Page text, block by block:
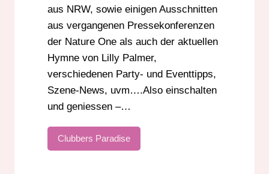
aus NRW, sowie einigen Ausschnitten
aus vergangenen Pressekonferenzen
der Nature One als auch der aktuellen
Hymne von Lilly Palmer,
verschiedenen Party- und Eventtipps,
Szene-News, uvm….Also einschalten
und geniessen –…
Clubbers Paradise